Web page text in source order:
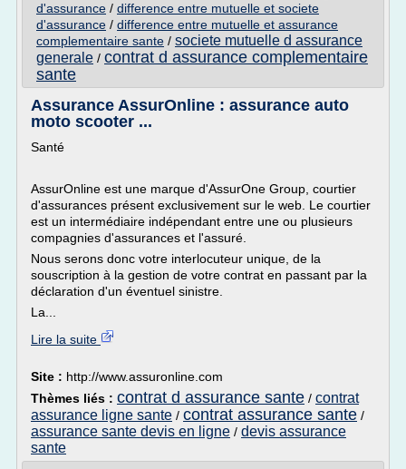
d'assurance / difference entre mutuelle et societe
d'assurance / difference entre mutuelle et assurance
complementaire sante / societe mutuelle d assurance
generale / contrat d assurance complementaire
sante
Assurance AssurOnline : assurance auto
moto scooter ...
Santé
AssurOnline est une marque d'AssurOne Group, courtier
d'assurances présent exclusivement sur le web. Le courtier
est un intermédiaire indépendant entre une ou plusieurs
compagnies d'assurances et l'assuré.
Nous serons donc votre interlocuteur unique, de la
souscription à la gestion de votre contrat en passant par la
déclaration d'un éventuel sinistre.
La...
Lire la suite
Site : http://www.assuronline.com
Thèmes liés : contrat d assurance sante / contrat
assurance ligne sante / contrat assurance sante /
assurance sante devis en ligne / devis assurance
sante